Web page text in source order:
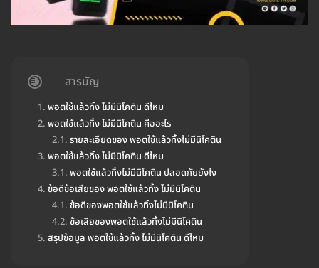
สารบัญ
พอตใช้แล้วทิ้ง ไม่มีนิโคติน ดีไหม
พอตใช้แล้วทิ้ง ไม่มีนิโคติน คืออะไร
รายละเอียดของ พอตใช้แล้วทิ้งไม่มีนิโคติน
พอตใช้แล้วทิ้ง ไม่มีนิโคติน ดีไหม
พอตใช้แล้วทิ้งไม่มีนิโคติน ปลอดภัยยังไง
ข้อดีข้อเสียของ พอตใช้แล้วทิ้ง ไม่มีนิโคติน
ข้อดีของพอตใช้แล้วทิ้งไม่มีนิโคติน
ข้อเสียของพอตใช้แล้วทิ้งไม่มีนิโคติน
สรุปข้อมูล พอตใช้แล้วทิ้ง ไม่มีนิโคติน ดีไหม